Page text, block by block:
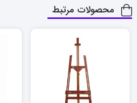
محصولات مرتبط